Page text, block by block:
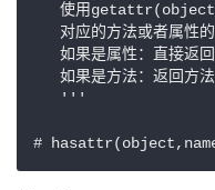
使用
对应的方法或者属性
如果是属性：直接返
如果是方法：返回方
   '''
#